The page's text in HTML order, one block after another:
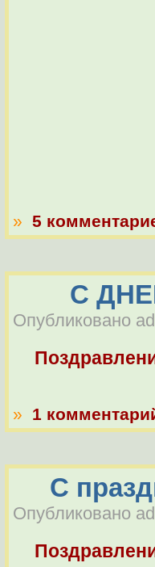
» 5
С
Опубликовано
» 1
С
Опубликовано